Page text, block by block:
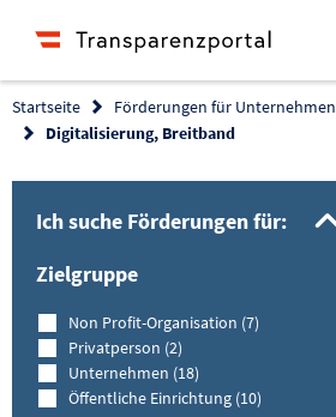
Startseite Förderungen für Unternehmen
Digitalisierung, Breitband
Ich suche Förderungen für:
Zielgruppe
Non Profit-Organisation (7)
Privatperson (2)
Unternehmen (18)
Öffentliche Einrichtung (10)